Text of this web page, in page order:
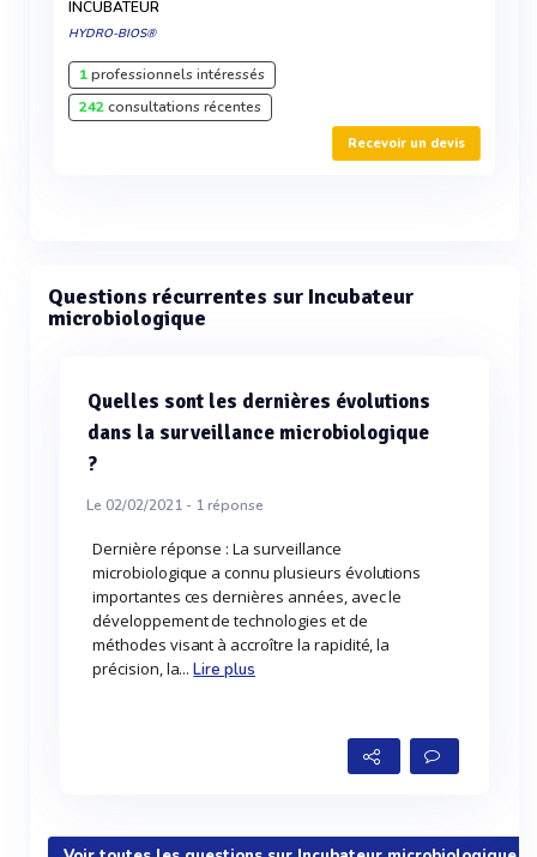
INCUBATEUR
HYDRO-BIOS®
1professionnels intéressés
242consultations récentes
Recevoir un devis
Questions récurrentes sur Incubateur
microbiologique
Quelles sont les dernières évolutions
dans la surveillance microbiologique
?
Le 02/02/2021 - 1réponse
Dernière réponse : La surveillance
microbiologique a connu plusieurs évolutions
importantes ces dernières années, avec le
développement de technologies et de
méthodes visant à accroître la rapidité, la
précision, la...Lire plus